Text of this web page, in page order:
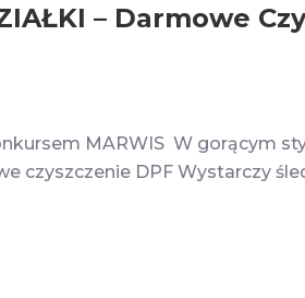
– Darmowe
MARWIS W gorącym
czyszczenie DPF Wystarczy